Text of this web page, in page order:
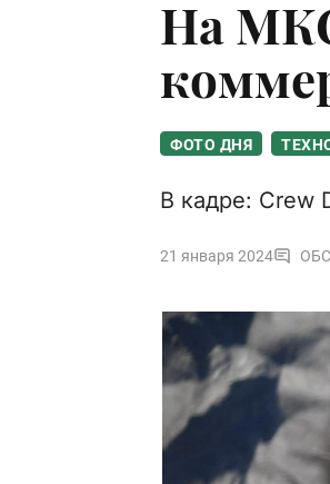
На
ФОТО ДНЯ
В кадре: Crew
21 января 2024